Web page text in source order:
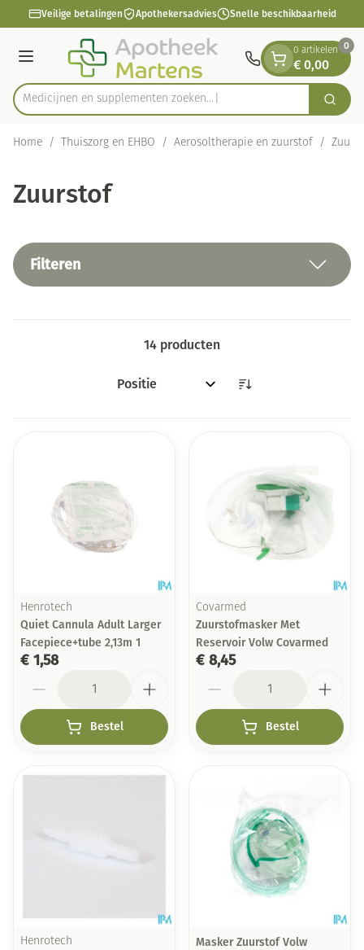
Ga naar de inhoud
1 van 1Veilige betalingen Apothekersadvies Snelle beschikbaarheid
Menu
Product, merk, categorie...
Medicijnen en supplementen zoeken... Zoek
0 artikelen
€ 0,00
0
Home / Thuiszorg en EHBO / Aerosoltherapie en zuurstof /
Zuurstof
Filteren
14 producten
Sorteer op:
Henrotech
Quiet Cannula Adult Larger
Facepiece+tube 2,13m 1
€ 1,58
Bestel
Covarmed
Zuurstofmasker Met
Reservoir Volw Covarmed
€ 8,45
Bestel
Henrotech Masker Zuurstof Volw